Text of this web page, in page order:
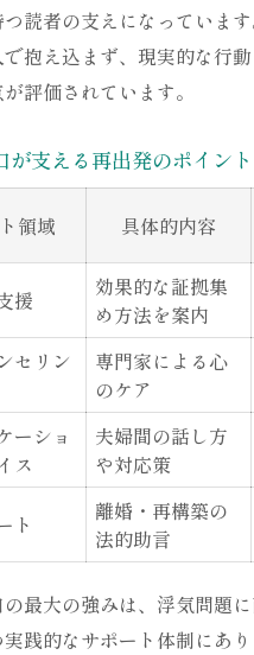
つ読者の支えになっていま
抱え込まず、現実的な行
評価されています。
が支える再出発のポイント
領域 具体的内容
援
効果的な証拠集
め方法を案内
セリン
専門家による心
のケア
ーショ
ス
夫婦間の話し方
や対応策
ト
離婚・再構築の
法的助言
最大の強みは、浮気問題
践的なサポート体制にあ